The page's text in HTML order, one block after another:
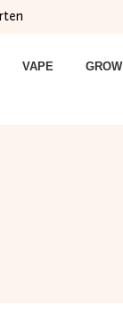
VAPE GROW